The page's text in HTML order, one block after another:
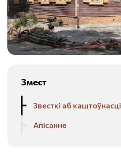
Змест
Звесткі аб каштоўнасці
Апісанне